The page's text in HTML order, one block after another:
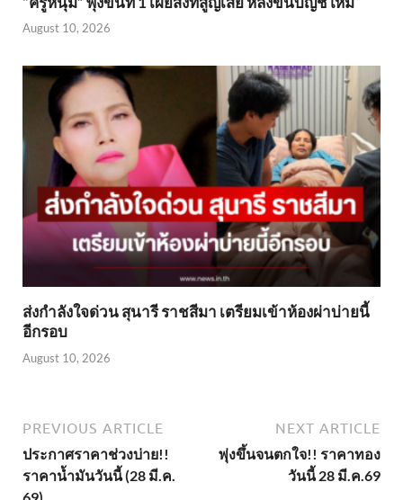
August 10, 2026
ส่งกำลังใจด่วน สุนารี ราชสีมา เตรียมเข้าห้องผ่าบ่ายนี้
อีกรอบ
August 10, 2026
PREVIOUS ARTICLE
ประกาศราคาช่วงบ่าย!!
ราคาน้ำมันวันนี้ (28 มี.ค.
69)
NEXT ARTICLE
พุ่งขึ้นจนตกใจ!! ราคาทอง
วันนี้ 28 มี.ค.69